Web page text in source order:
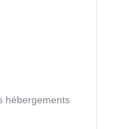
hébergements